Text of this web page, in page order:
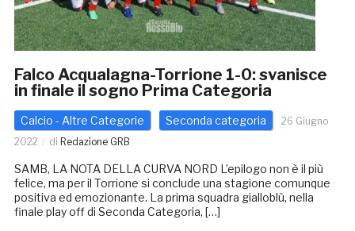
Falco Acqualagna-Torrione 1-0: svanisce
in finale il sogno Prima Categoria
Calcio - Altre Categorie Seconda categoria
26 Giugno
2022
di Redazione GRB
SAMB, LA NOTA DELLA CURVA NORD L’epilogo non è il più
felice, ma per il Torrione si conclude una stagione comunque
positiva ed emozionante. La prima squadra gialloblù, nella
finale play off di Seconda Categoria, […]